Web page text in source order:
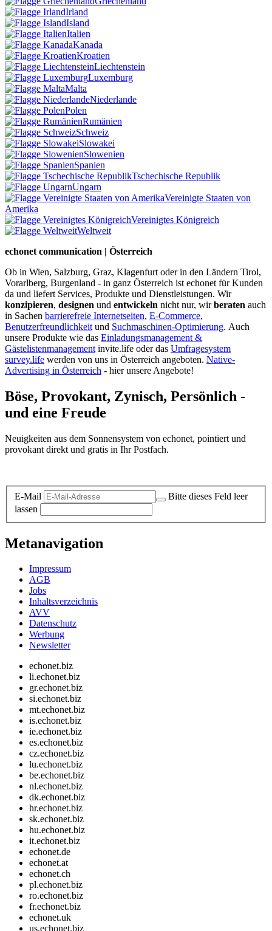
Irland
Island
Italien
Kanada
Kroatien
Liechtenstein
Luxemburg
Malta
Niederlande
Polen
Rumänien
Schweiz
Slowakei
Slowenien
Spanien
Tschechische Republik
Ungarn
Vereinigte Staaten von
Amerika
Vereinigtes Königreich
Weltweit
echonet communication | Österreich
Ob in Wien, Salzburg, Graz, Klagenfurt oder in den Ländern Tirol,
Vorarlberg, Burgenland - in ganz Österreich ist echonet für Kunden
da und liefert Services, Produkte und Dienstleistungen. Wir
konzipieren, designen und entwickeln nicht nur, wirberaten auch
in Sachen barrierefreie Internetseiten, E-Commerce,
Benutzerfreundlichkeit und Suchmaschinen-Optimierung. Auch
unsere Produkte wie das Einladungsmanagement &
Gästelistenmanagement invite.life oder das Umfragesystem
survey.life werden von uns in Österreich angeboten. Native-
Advertising in Österreich - hier unsere Angebote!
Böse, Provokant, Zynisch, Persönlich -
und eine Freude
Neuigkeiten aus dem Sonnensystem von echonet, pointiert und
provokant direkt und gratis in Ihr Postfach.
E-Mail
Bitte dieses Feld leer
lassen
Metanavigation
Impressum
AGB
Jobs
Inhaltsverzeichnis
AVV
Datenschutz
Werbung
Newsletter
echonet.biz
li.echonet.biz
gr.echonet.biz
si.echonet.biz
mt.echonet.biz
is.echonet.biz
ie.echonet.biz
es.echonet.biz
cz.echonet.biz
lu.echonet.biz
be.echonet.biz
nl.echonet.biz
dk.echonet.biz
hr.echonet.biz
sk.echonet.biz
hu.echonet.biz
it.echonet.biz
echonet.de
echonet.at
echonet.ch
pl.echonet.biz
ro.echonet.biz
fr.echonet.biz
echonet.uk
us.echonet.biz